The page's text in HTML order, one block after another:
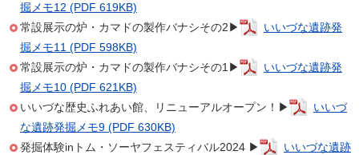
掘メモ12 (PDF 619KB)
常設展示の炉・カマドの製作バナシその2▶
いいづな遺跡発
掘メモ11 (PDF 598KB)
常設展示の炉・カマドの製作バナシその1▶
いいづな遺跡発
掘メモ10 (PDF 621KB)
いいづな歴史ふれあい館、リニューアルオープン！▶
いいづ
な遺跡発掘メモ9 (PDF 630KB)
発掘体験inトム・ソーヤフェスティバル2024 ▶
いいづな遺跡